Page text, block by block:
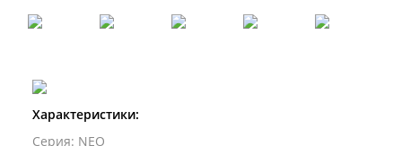
Характеристики:
Серия: NEO